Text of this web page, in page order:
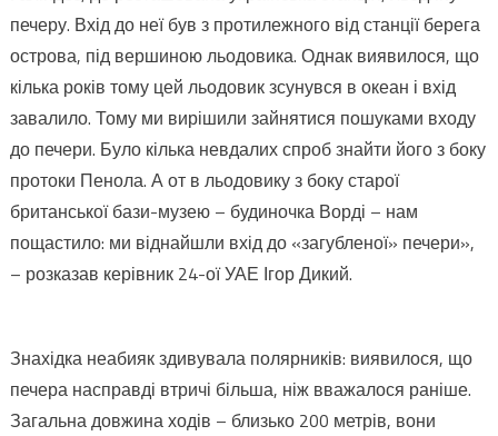
печеру. Вхід до неї був з протилежного від станції берега
острова, під вершиною льодовика. Однак виявилося, що
кілька років тому цей льодовик зсунувся в океан і вхід
завалило. Тому ми вирішили зайнятися пошуками входу
до печери. Було кілька невдалих спроб знайти його з боку
протоки Пенола. А от в льодовику з боку старої
британської бази-музею – будиночка Ворді – нам
пощастило: ми віднайшли вхід до «загубленої» печери»,
– розказав керівник 24-ої УАЕ Ігор Дикий.
Знахідка неабияк здивувала полярників: виявилося, що
печера насправді втричі більша, ніж вважалося раніше.
Загальна довжина ходів – близько 200 метрів, вони